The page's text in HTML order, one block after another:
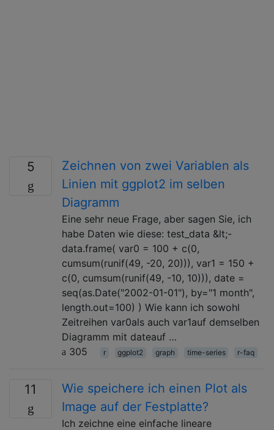
5
Zeichnen von zwei Variablen als
Linien mit ggplot2 im selben
Diagramm
Eine sehr neue Frage, aber sagen Sie, ich
habe Daten wie diese: test_data &lt;-
data.frame( var0 = 100 + c(0,
cumsum(runif(49, -20, 20))), var1 = 150 +
c(0, cumsum(runif(49, -10, 10))), date =
seq(as.Date("2002-01-01"), by="1 month",
length.out=100) ) Wie kann ich sowohl
Zeitreihen var0als auch var1auf demselben
Diagramm mit dateauf …
305
r ggplot2 graph time-series r-faq
11
Wie speichere ich einen Plot als
Image auf der Festplatte?
Ich zeichne eine einfache lineare